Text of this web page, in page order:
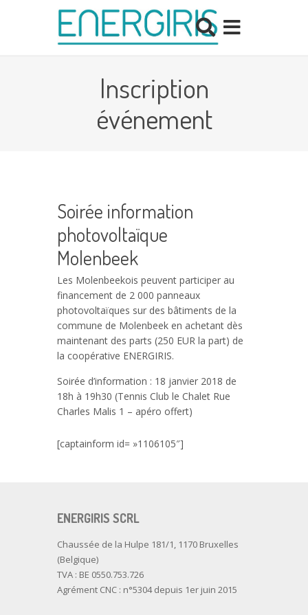
Inscription
événement
Soirée information
photovoltaïque
Molenbeek
Les Molenbeekois peuvent participer au
financement de 2 000 panneaux
photovoltaïques sur des bâtiments de la
commune de Molenbeek en achetant dès
maintenant des parts (250 EUR la part) de
la coopérative ENERGIRIS.
Soirée d’information : 18 janvier 2018 de
18h à 19h30 (Tennis Club le Chalet Rue
Charles Malis 1 – apéro offert)
[captainform id= »1106105″]
ENERGIRIS SCRL
Chaussée de la Hulpe 181/1, 1170 Bruxelles
(Belgique)
TVA : BE 0550.753.726
Agrément CNC : n°5304 depuis 1er juin 2015